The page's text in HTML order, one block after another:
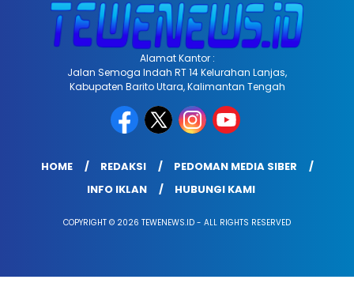
Alamat Kantor :
Jalan Semoga Indah RT 14 Kelurahan Lanjas,
Kabupaten Barito Utara, Kalimantan Tengah
HOME REDAKSI
PEDOMAN MEDIA SIBER
INFO IKLAN
HUBUNGI KAMI
COPYRIGHT © 2026 TEWENEWS.ID - ALL RIGHTS RESERVED